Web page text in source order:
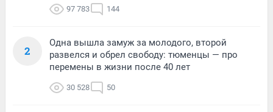
97 783 144
2
Одна вышла замуж за молодого, второй
развелся и обрел свободу: тюменцы — про
перемены в жизни после 40 лет
30 528 50